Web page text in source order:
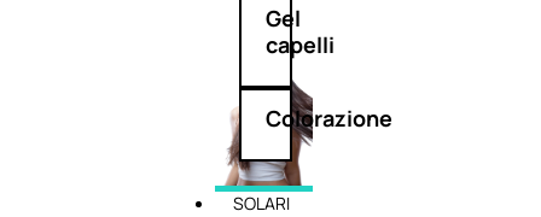
Gel
capelli
Colorazione
SOLARI